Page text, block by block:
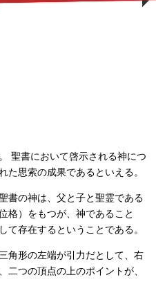
聖書において啓示される神につ
た思索の成果であるといえる。
書の神は、父と子と聖霊である
格）をもつが、神であること
て存在するということである。
角形の左端が引力だとして、右
二つの頂点の上のポイントが、